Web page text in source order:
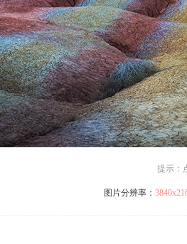
提示：
图片分辨率：